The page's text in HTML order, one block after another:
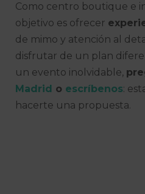
Como centro boutique e
objetivo es ofrecer
de mimo y atención al
disfrutar de un plan
un evento inolvidable,
Madrid o escríbenos:
hacerte una propuesta.